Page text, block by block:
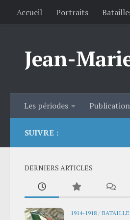
Skip to content
Accueil Portraits
Jean-
Les périodes Publication
SUIVRE :
DERNIERS ARTICLES
1914-1918 /